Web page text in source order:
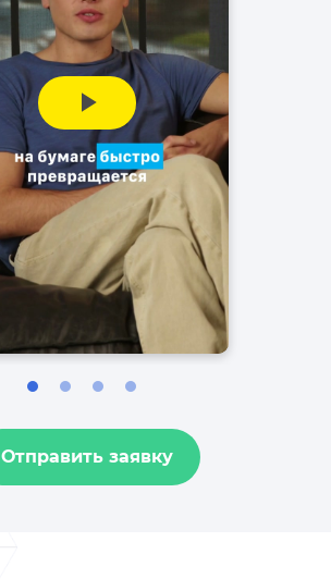
Play
Video
Отправить заявку